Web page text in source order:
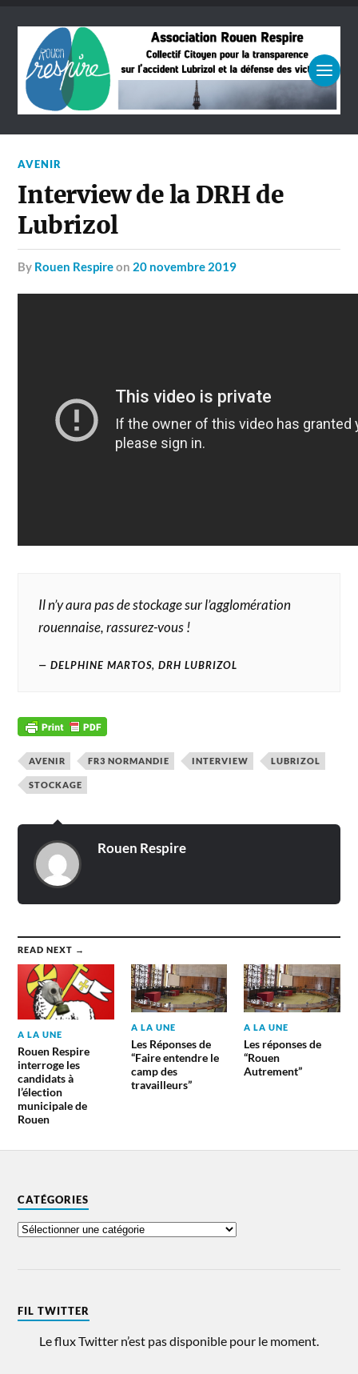
AVENIR
Interview de la DRH de
Lubrizol
by Rouen Respireon 20 novembre 2019
Il n’y aura pas de stockage sur l’agglomération
rouennaise, rassurez-vous !
DELPHINE MARTOS, DRH LUBRIZOL
AVENIR FR3 NORMANDIE INTERVIEW LUBRIZOL
STOCKAGE
Rouen Respire
READ NEXT →
A LA UNE
Rouen Respire
interroge les
candidats à
l’élection
municipale de
Rouen
A LA UNE
Les Réponses de
“Faire entendre le
camp des
travailleurs”
A LA UNE
Les réponses de
“Rouen
Autrement”
CATÉGORIES
FIL TWITTER
Le flux Twitter n’est pas disponible pour le moment.